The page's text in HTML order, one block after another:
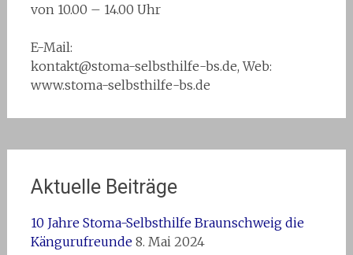
von 10.00 – 14.00 Uhr
E-Mail:
kontakt@stoma-selbsthilfe-bs.de, Web:
www.stoma-selbsthilfe-bs.de
Aktuelle Beiträge
10 Jahre Stoma-Selbsthilfe Braunschweig die
Kängurufreunde 8. Mai 2024